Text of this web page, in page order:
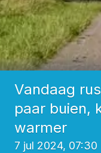
Vandaag
paar buien,
warmer
7 jul 2024, 07:30